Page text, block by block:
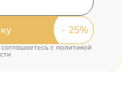
cполитикой